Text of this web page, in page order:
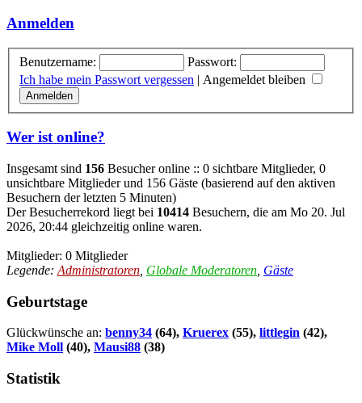
Anmelden
Benutzername:
Passwort:
Ich habe mein Passwort vergessen | Angemeldet bleiben
Wer ist online?
Insgesamt sind 156 Besucher online :: 0 sichtbare Mitglieder, 0
unsichtbare Mitglieder und 156 Gäste (basierend auf den aktiven
Besuchern der letzten 5 Minuten)
Der Besucherrekord liegt bei 10414 Besuchern, die am Mo 20. Jul
2026, 20:44 gleichzeitig online waren.
Mitglieder: 0 Mitglieder
Legende: Administratoren Globale Moderatoren Gäste
Geburtstage
Glückwünsche an: benny34 (64), Kruerex (55), littlegin (42),
Mike Moll (40), Mausi88 (38)
Statistik